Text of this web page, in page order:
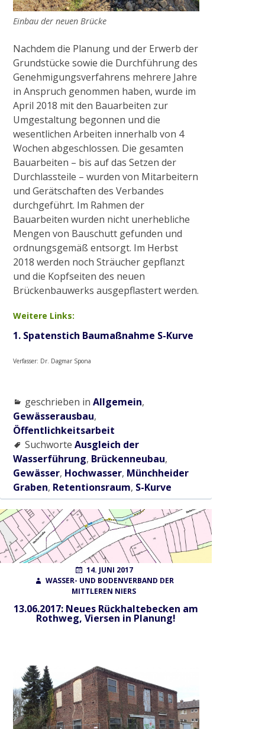
Projekt NiersCon
KONTAKT, IMPRESSUM, DATENSCHUTZ
OFFENE STELLEN
Einbau der neuen Brücke
Nachdem die Planung und der Erwerb der
Grundstücke sowie die Durchführung des
Genehmigungsverfahrens mehrere Jahre
in Anspruch genommen haben, wurde im
April 2018 mit den Bauarbeiten zur
Umgestaltung begonnen und die
wesentlichen Arbeiten innerhalb von 4
Wochen abgeschlossen. Die gesamten
Bauarbeiten – bis auf das Setzen der
Durchlassteile – wurden von Mitarbeitern
und Gerätschaften des Verbandes
durchgeführt. Im Rahmen der
Bauarbeiten wurden nicht unerhebliche
Mengen von Bauschutt gefunden und
ordnungsgemäß entsorgt. Im Herbst
2018 werden noch Sträucher gepflanzt
und die Kopfseiten des neuen
Brückenbauwerks ausgepflastert werden.
Weitere Links:
1. Spatenstich Baumaßnahme S-Kurve
Verfasser: Dr. Dagmar Spona
geschrieben in Allgemein,
Gewässerausbau,
Öffentlichkeitsarbeit
Suchworte Ausgleich der
Wasserführung, Brückenneubau,
Gewässer, Hochwasser, Münchheider
Graben, Retentionsraum, S-Kurve
POSTED
ON
14. JUNI 2017
WASSER- UND BODENVERBAND DER
MITTLEREN NIERS
13.06.2017: Neues Rückhaltebecken am
Rothweg, Viersen in Planung!